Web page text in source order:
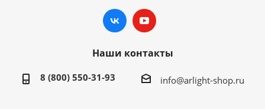
Наши контакты
8 (800) 550-31-93 info@arlight-shop.ru